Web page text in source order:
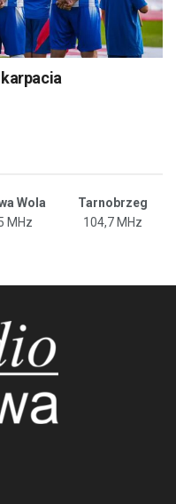
Wola
Tarnobrzeg
MHz 104,7 MHz